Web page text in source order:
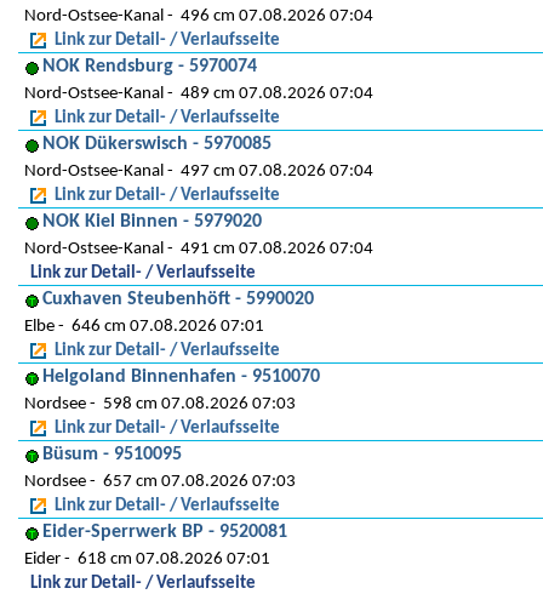
Nord-Ostsee-Kanal
496 cm 07.08.2026 07:04
Link zur Detail- / Verlaufsseite
NOK Rendsburg - 5970074
Nord-Ostsee-Kanal
489 cm 07.08.2026 07:04
Link zur Detail- / Verlaufsseite
NOK Dükerswisch - 5970085
Nord-Ostsee-Kanal
497 cm 07.08.2026 07:04
Link zur Detail- / Verlaufsseite
NOK Kiel Binnen - 5979020
Nord-Ostsee-Kanal
491 cm 07.08.2026 07:04
Link zur Detail- / Verlaufsseite
Cuxhaven Steubenhöft - 5990020
Elbe
646 cm 07.08.2026 07:01
Link zur Detail- / Verlaufsseite
Helgoland Binnenhafen - 9510070
Nordsee
598 cm 07.08.2026 07:03
Link zur Detail- / Verlaufsseite
Büsum - 9510095
Nordsee
657 cm 07.08.2026 07:03
Link zur Detail- / Verlaufsseite
Eider-Sperrwerk BP - 9520081
Eider
618 cm 07.08.2026 07:01
Link zur Detail- / Verlaufsseite